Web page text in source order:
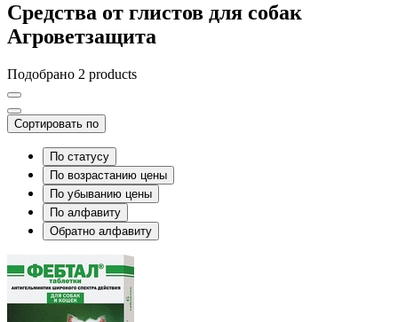
Средства от глистов для собак
Агроветзащита
Подобрано 2 products
Сортировать по
По статусу
По возрастанию цены
По убыванию цены
По алфавиту
Обратно алфавиту